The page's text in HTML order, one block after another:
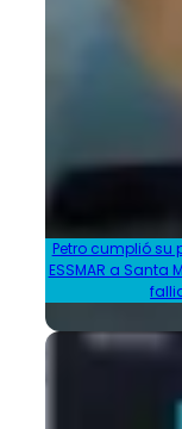
Petro cumplió su
ESSMAR a